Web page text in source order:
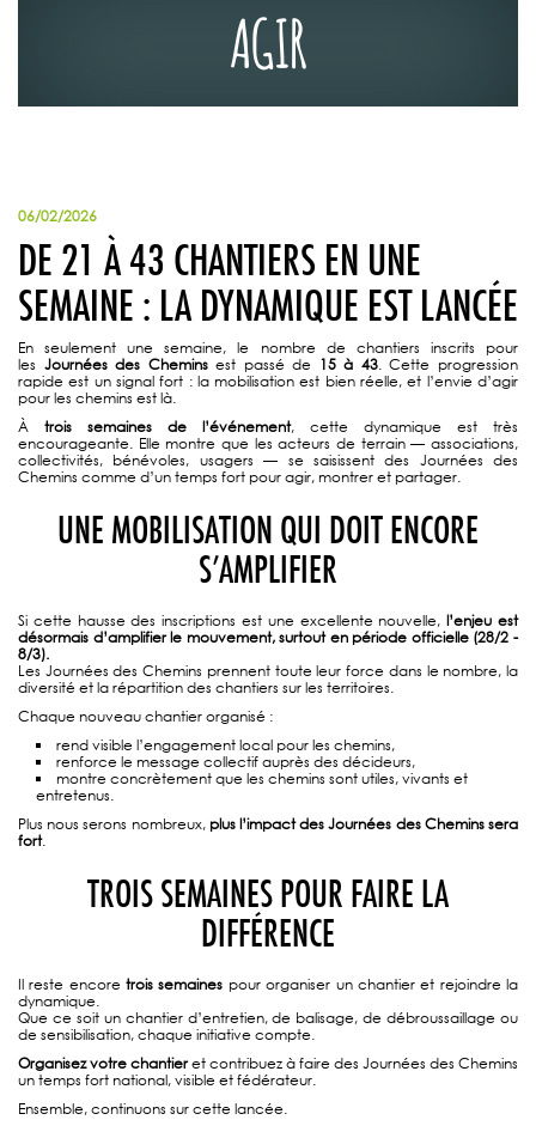
AGIR
06/02/2026
DE 21 À 43 CHANTIERS EN UNE
SEMAINE : LA DYNAMIQUE EST LANCÉE
En seulement une semaine, le nombre de chantiers inscrits pour
les Journées des Cheminsest passé de 15 à 43. Cette progression
rapide est un signal fort : la mobilisation est bien réelle, et l’envie d’agir
pour les chemins est là.
À trois semaines de l’événement, cette dynamique est très
encourageante. Elle montre que les acteurs de terrain — associations,
collectivités, bénévoles, usagers — se saisissent des Journées des
Chemins comme d’un temps fort pour agir, montrer et partager.
UNE MOBILISATION QUI DOIT ENCORE
S’AMPLIFIER
Si cette hausse des inscriptions est une excellente nouvelle,l’enjeu est
désormais d’amplifier le mouvement, surtout en période officielle (28/2 -
8/3).
Les Journées des Chemins prennent toute leur force dans le nombre, la
diversité et la répartition des chantiers sur les territoires.
Chaque nouveau chantier organisé :
rend visible l’engagement local pour les chemins,
renforce le message collectif auprès des décideurs,
montre concrètement que les chemins sont utiles, vivants et
entretenus.
Plus nous serons nombreux, plus l’impact des Journées des Chemins sera
fort.
TROIS SEMAINES POUR FAIRE LA
DIFFÉRENCE
Il reste encoretrois semaines pour organiser un chantier et rejoindre la
dynamique.
Que ce soit un chantier d’entretien, de balisage, de débroussaillage ou
de sensibilisation, chaque initiative compte.
Organisez votre chantieret contribuez à faire des Journées des Chemins
un temps fort national, visible et fédérateur.
Ensemble, continuons sur cette lancée.